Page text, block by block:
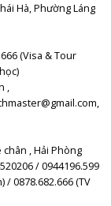
Hà, Phường Láng
(Visa & Tour
,
chân , Hải Phòng
/ 0944196.599
/ 0878.682.666 (TV